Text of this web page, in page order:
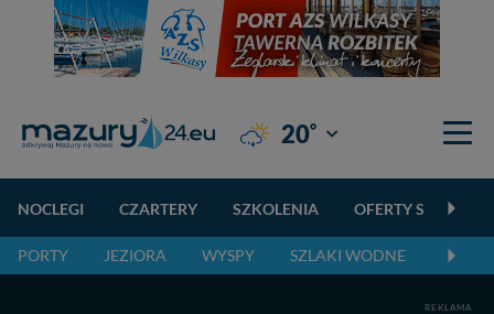
20° Giżycko
NOCLEGI CZARTERY SZKOLENIA OFERTY
PORTY JEZIORA WYSPY SZLAKI WODNE
REKLAMA